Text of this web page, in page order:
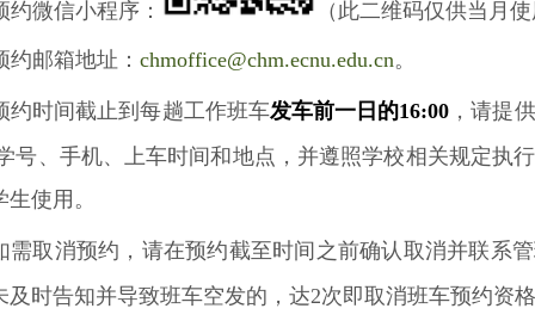
约微信小程序： （ 此二维码仅供当月
约邮箱地址： chmoffice@chm.ecnu.edu.cn。
约时间截止到每趟工作班车发车前一日的16:00 ，请提
号、手机、上车时间和地点 ， 并遵照学校相关规定执
使用。
需取消预约，请在预约截至时间之前确认取消并联系
及时告知并导致班车空发的，达2次即取消班车预约资